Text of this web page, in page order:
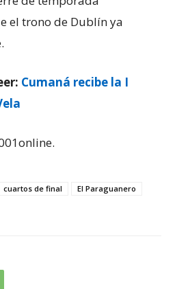
el trono de Dublín ya
Cumaná recibe la I
cuartos de final
El Paraguanero